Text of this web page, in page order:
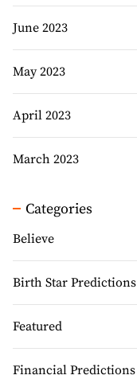
June 2023
May 2023
April 2023
March 2023
Categories
Believe
Birth Star Predictions
Featured
Financial Predictions